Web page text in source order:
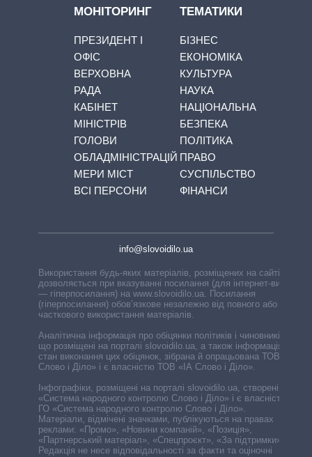
МОНІТОРИНГ
ПРЕЗИДЕНТ І
ОФІС
ВЕРХОВНА
РАДА
КАБІНЕТ
МІНІСТРІВ
ГОЛОВИ
ОБЛАДМІНІСТРАЦІЙ
МЕРИ МІСТ
ВСІ ПЕРСОНИ
ТЕМАТИКИ
БІЗНЕС
ЕКОНОМІКА
КУЛЬТУРА
НАУКА
НАЦІОНАЛЬНА
БЕЗПЕКА
ПОЛІТИКА
ПРАВО
СУСПІЛЬСТВО
ФІНАНСИ
info@slovoidilo.ua
Використання будь-яких матеріалів, розміщених на сайті,
дозволяється при вказуванні посилання (для інтернет-видань
— гіперпосилання) на www.slovoidilo.ua. Посилання
(гіперпосилання) обов’язкове незалежно від повного або
часткового використання матеріалів.
Аналітична інформація про обіцянки політиків і чиновників,
що розміщені на порталі slovoidilo.ua, а також інформація про
стан виконання цих обіцянок, зібрана й опрацьована ТОВ «ІА
Слово і Діло» і є власністю ТОВ «ІА Слово і Діло».
Інфографіки, розміщені на порталі slovoidilo.ua, створені ГО
«Система народного контролю Слово і Діло» і є власністю
ГО «Система народного контролю Слово і Діло».
Матеріали, відмічені значками, публікуються на правах
реклами: «Промо», «Новини компаній», «Позиція»,
«Партнерський матеріал», «Спецпроєкт», «За підтримки».
Редакція не несе відповідальності за факти та оціночні